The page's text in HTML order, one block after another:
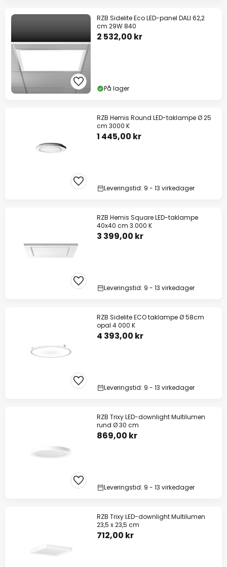
RZB Sidelite Eco LED-panel DALI 62,2
cm 29W 840
2 532,00 kr
På lager
RZB Hemis Round LED-taklampe Ø 25
cm 3000 K
1 445,00 kr
Leveringstid: 9 - 13 virkedager
RZB Hemis Square LED-taklampe
40x40 cm 3.000 K
3 399,00 kr
Leveringstid: 9 - 13 virkedager
RZB Sidelite ECO taklampe Ø 58cm
opal 4 000 K
4 393,00 kr
Leveringstid: 9 - 13 virkedager
RZB Trixy LED-downlight Multilumen
rund Ø 30 cm
869,00 kr
Leveringstid: 9 - 13 virkedager
RZB Trixy LED-downlight Multilumen
23,5 x 23,5 cm
712,00 kr